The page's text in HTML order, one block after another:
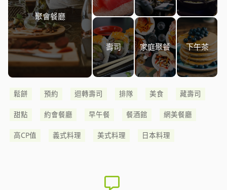
聚會餐廳
壽司 家庭聚餐 下午茶
鬆餅 預約 迴轉壽司 排隊 美食 藏壽司
甜點 約會餐廳 早午餐 餐酒館 網美餐廳
高CP值 義式料理 美式料理 日本料理